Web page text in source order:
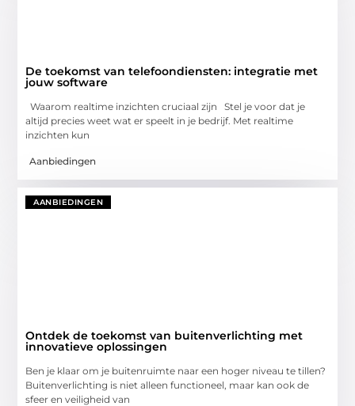
De toekomst van telefoondiensten: integratie met
jouw software
Waarom realtime inzichten cruciaal zijn Stel je voor dat je
altijd precies weet wat er speelt in je bedrijf. Met realtime
inzichten kun
Aanbiedingen
AANBIEDINGEN
Ontdek de toekomst van buitenverlichting met
innovatieve oplossingen
Ben je klaar om je buitenruimte naar een hoger niveau te tillen?
Buitenverlichting is niet alleen functioneel, maar kan ook de
sfeer en veiligheid van